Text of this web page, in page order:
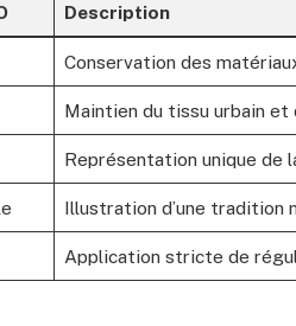
Description
Conservation des
Maintien du tissu urbain et
Représentation unique de
Illustration d’une tradition
Application stricte de